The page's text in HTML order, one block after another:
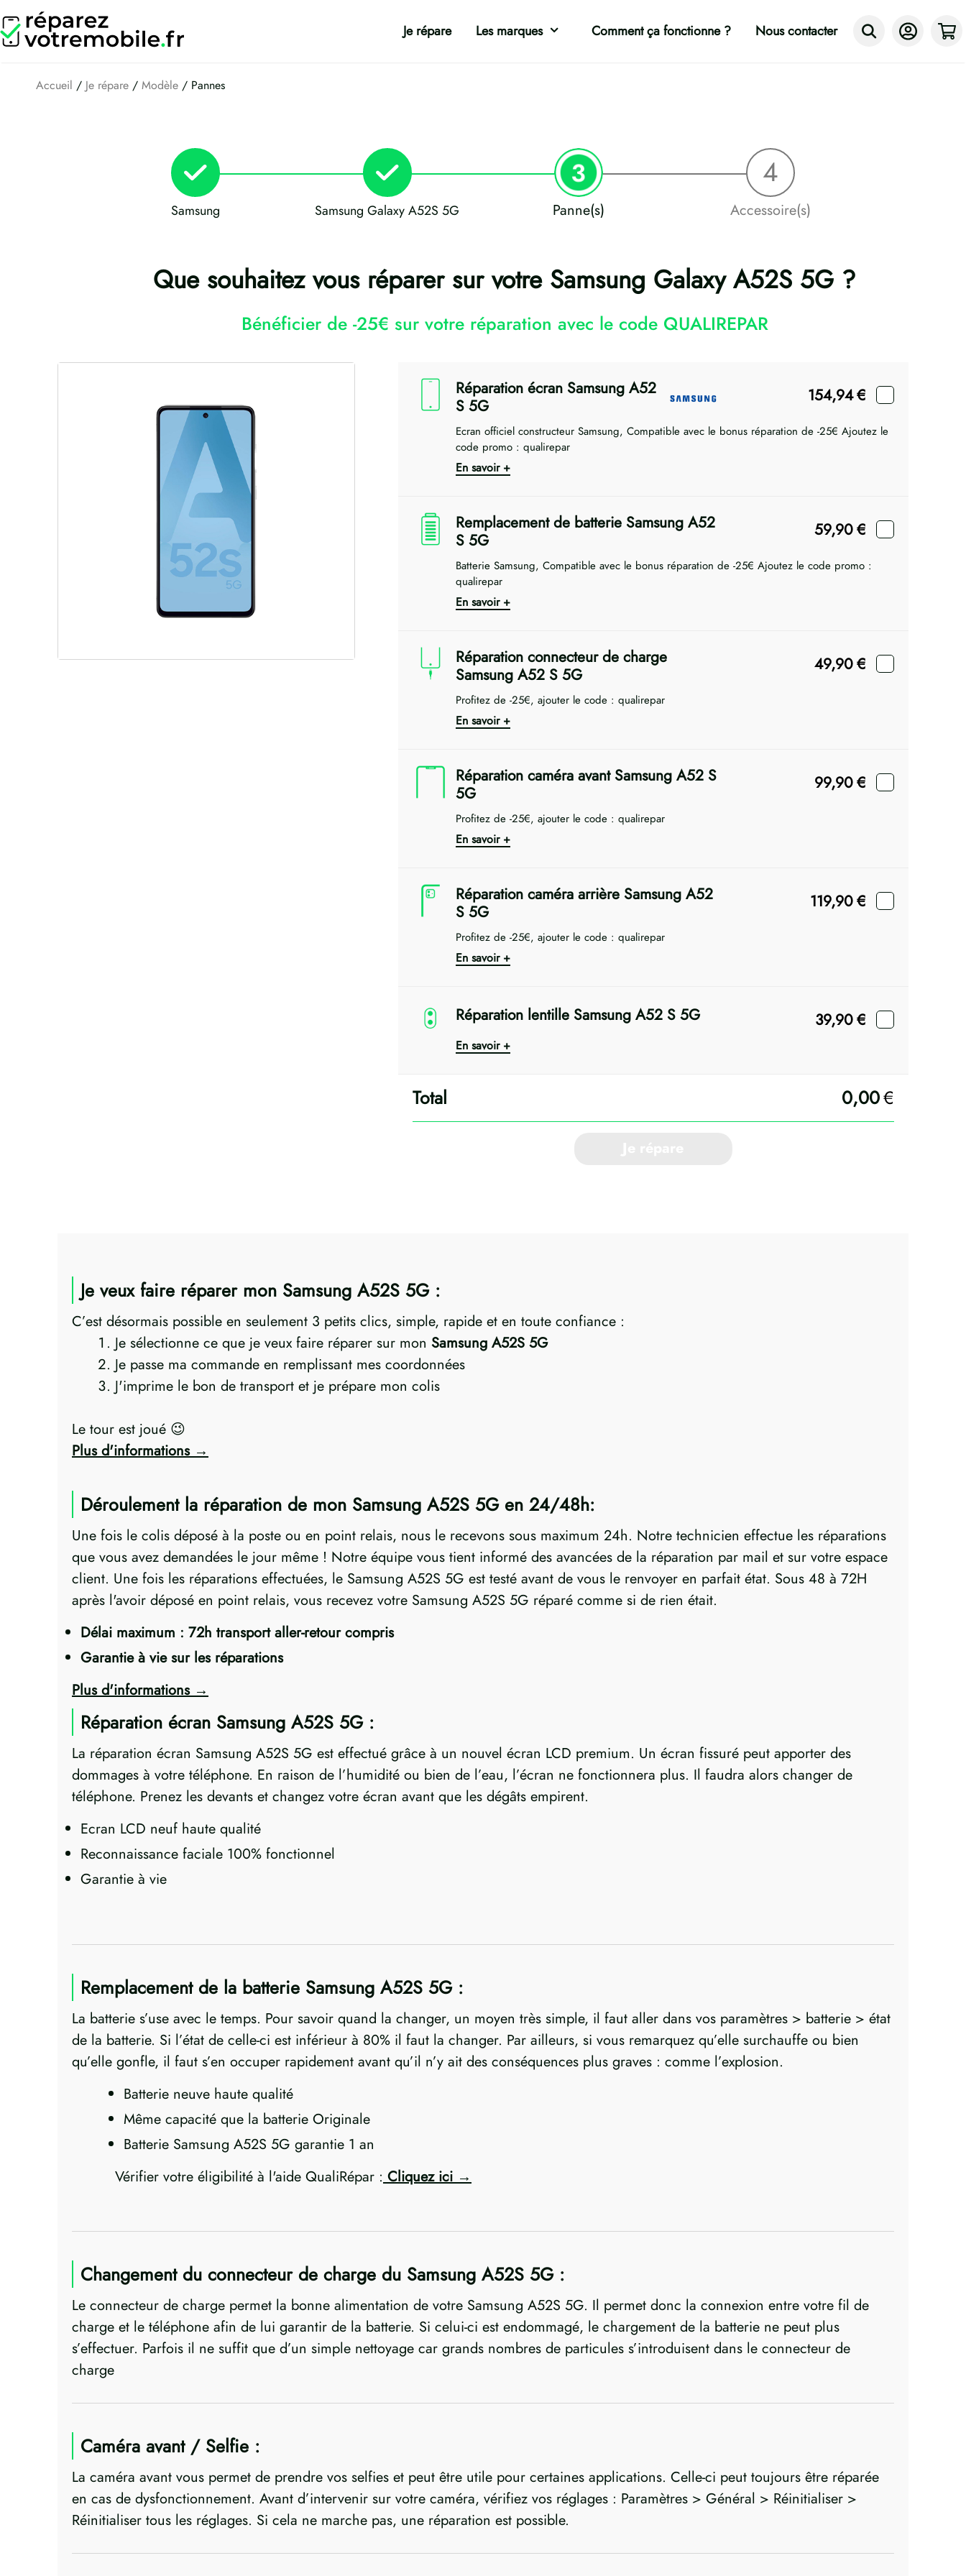
au
contenu Je répare Les marques Comment ça fonctionne ? Nous contacter
Accueil / Je répare / Modèle / Pannes
Samsung Samsung Galaxy A52S 5G Panne(s) Accessoire(s)
Que souhaitez vous réparer sur votre Samsung Galaxy A52S 5G ?
Bénéficier de -25€ sur votre réparation avec le code QUALIREPAR
Réparation écran Samsung A52
S 5G
154,94€
Ecran officiel constructeur Samsung, Compatible avec le bonus réparation de -25€ Ajoutez le
code promo : qualirepar
En savoir +
Remplacement de batterie Samsung A52
S 5G
59,90€
Batterie Samsung, Compatible avec le bonus réparation de -25€ Ajoutez le code promo :
qualirepar
En savoir +
Réparation connecteur de charge
Samsung A52 S 5G
49,90€
Profitez de -25€, ajouter le code : qualirepar
En savoir +
Réparation caméra avant Samsung A52 S
5G
99,90€
Profitez de -25€, ajouter le code : qualirepar
En savoir +
Réparation caméra arrière Samsung A52
S 5G
119,90€
Profitez de -25€, ajouter le code : qualirepar
En savoir +
Réparation lentille Samsung A52 S 5G 39,90€
En savoir +
0,00€
Je veux faire réparer mon Samsung A52S 5G :
C’est désormais possible en seulement 3 petits clics, simple, rapide et en toute confiance :
Je sélectionne ce que je veux faire réparer sur mon Samsung A52S 5G
Je passe ma commande en remplissant mes coordonnées
J'imprime le bon de transport et je prépare mon colis
Le tour est joué 😉
Plus d'informations
Déroulement la réparation de mon Samsung A52S 5G en 24/48h:
Une fois le colis déposé à la poste ou en point relais, nous le recevons sous maximum 24h. Notre technicien effectue les réparations
que vous avez demandées le jour même ! Notre équipe vous tient informé des avancées de la réparation par mail et sur votre espace
client. Une fois les réparations effectuées, le Samsung A52S 5G est testé avant de vous le renvoyer en parfait état. Sous 48 à 72H
après l'avoir déposé en point relais, vous recevez votre Samsung A52S 5G réparé comme si de rien était.
Délai maximum : 72h transport aller-retour compris
Garantie à vie sur les réparations
Plus d'informations
Réparation écran Samsung A52S 5G :
La réparation écran Samsung A52S 5G est effectué grâce à un nouvel écran LCD premium. Un écran fissuré peut apporter des
dommages à votre téléphone. En raison de l’humidité ou bien de l’eau, l’écran ne fonctionnera plus. Il faudra alors changer de
téléphone. Prenez les devants et changez votre écran avant que les dégâts empirent.
Ecran LCD neuf haute qualité
Reconnaissance faciale 100% fonctionnel
Garantie à vie
Remplacement de la batterie Samsung A52S 5G :
La batterie s’use avec le temps. Pour savoir quand la changer, un moyen très simple, il faut aller dans vos paramètres > batterie > état
de la batterie. Si l’état de celle-ci est inférieur à 80% il faut la changer. Par ailleurs, si vous remarquez qu’elle surchauffe ou bien
qu’elle gonfle, il faut s’en occuper rapidement avant qu’il n’y ait des conséquences plus graves : comme l’explosion.
Batterie neuve haute qualité
Même capacité que la batterie Originale
Batterie Samsung A52S 5G garantie 1 an
Vérifier votre éligibilité à l'aide QualiRépar : Cliquez ici
Changement du connecteur de charge du Samsung A52S 5G :
Le connecteur de charge permet la bonne alimentation de votre Samsung A52S 5G. Il permet donc la connexion entre votre fil de
charge et le téléphone afin de lui garantir de la batterie. Si celui-ci est endommagé, le chargement de la batterie ne peut plus
s’effectuer. Parfois il ne suffit que d’un simple nettoyage car grands nombres de particules s’introduisent dans le connecteur de
charge
Caméra avant / Selfie :
La caméra avant vous permet de prendre vos selfies et peut être utile pour certaines applications. Celle-ci peut toujours être réparée
en cas de dysfonctionnement. Avant d’intervenir sur votre caméra, vérifiez vos réglages : Paramètres > Général > Réinitialiser >
Réinitialiser tous les réglages. Si cela ne marche pas, une réparation est possible.